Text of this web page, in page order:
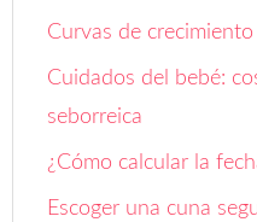
Curvas de
Cuidados del bebé:
seborreica
¿Cómo calcular la
Escoger una cuna